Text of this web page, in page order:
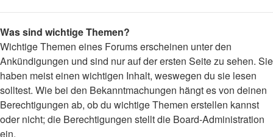
Was sind wichtige Themen?
Wichtige Themen eines Forums erscheinen unter den
Ankündigungen und sind nur auf der ersten Seite zu sehen. Sie
haben meist einen wichtigen Inhalt, weswegen du sie lesen
solltest. Wie bei den Bekanntmachungen hängt es von deinen
Berechtigungen ab, ob du wichtige Themen erstellen kannst
oder nicht; die Berechtigungen stellt die Board-Administration
ein.